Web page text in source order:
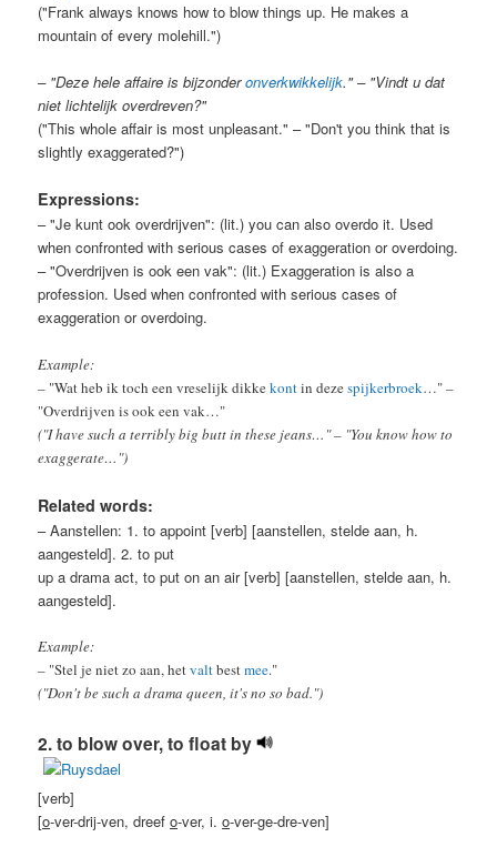
("Frank always knows how to blow things up. He makes a
mountain of every molehill.")
– "Deze hele affaire is bijzonderonverkwikkelijk." – "Vindt u dat
niet lichtelijk overdreven?"
("This whole affair is most unpleasant." – "Don't you think that is
slightly exaggerated?")
Expressions:
– "Je kunt ook overdrijven": (lit.) you can also overdo it. Used
when confronted with serious cases of exaggeration or overdoing.
– "Overdrijven is ook een vak": (lit.) Exaggeration is also a
profession. Used when confronted with serious cases of
exaggeration or overdoing.
Example:
– "Wat heb ik toch een vreselijk dikkekontin dezespijkerbroek…" –
"Overdrijven is ook een vak…"
("I have such a terribly big butt in these jeans…" – "You know how to
exaggerate…")
Related words:
– Aanstellen: 1. to appoint [verb] [aanstellen, stelde aan, h.
aangesteld]. 2. to put
up a drama act, to put on an air [verb] [aanstellen, stelde aan, h.
aangesteld].
Example:
– "Stel je niet zo aan, hetvaltbestmee."
("Don't be such a drama queen, it's no so bad.")
2. to blow over, to float by
[verb]
[o-ver-drij-ven, dreefo-ver, i.o-ver-ge-dre-ven]